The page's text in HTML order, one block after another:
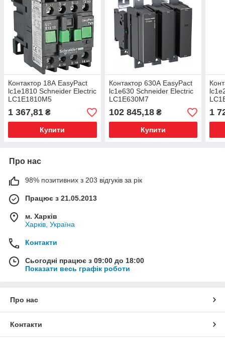
Контактор 18А EasyPact
lc1e1810 Schneider Electric
LC1E1810M5
1 367,81 ₴
Купити
Контактор 630А EasyPact
lc1e630 Schneider Electric
LC1E630M7
102 845,18₴
Купити
1
Про нас
98% позитивних з 203 відгуків за рік
Працює з 21.05.2013
м. Харків
Харків, Україна
Контакти
Сьогодні працює з 09:00 до 18:00
Показати весь графік роботи
Про нас
Контакти